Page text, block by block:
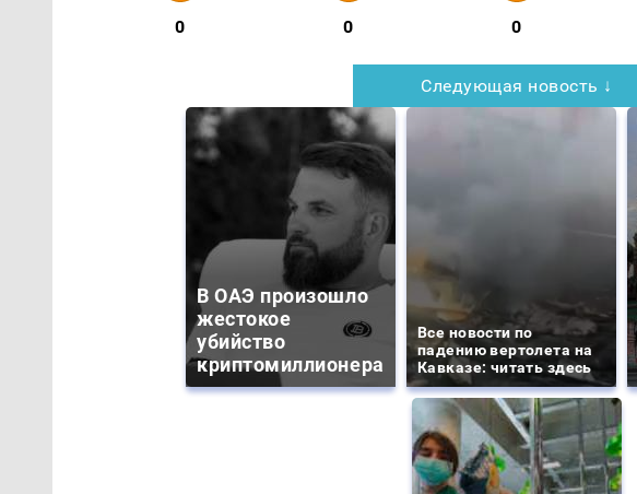
0 0 0
Следующая новость ↓
В ОАЭ произошло
жестокое
убийство
криптомиллионера
Все новости по
падению вертолета на
Кавказе: читать здесь